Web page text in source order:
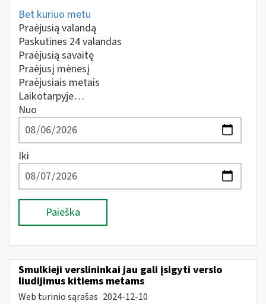
Bet kuriuo metu
Praėjusią valandą
Paskutines 24 valandas
Praėjusią savaitę
Praėjusį mėnesį
Praėjusiais metais
Laikotarpyje…
Nuo
Iki
Paieška
Smulkieji verslininkai jau gali įsigyti verslo
liudijimus kitiems metams
Web turinio sąrašas 2024-12-10